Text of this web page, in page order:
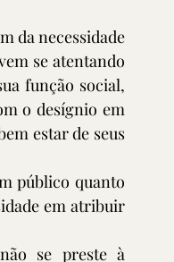
da necessidade
se atentando
função social,
o desígnio em
estar de seus
público quanto
em atribuir
se preste à